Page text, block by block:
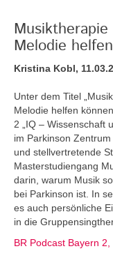
Melodie
Kristina Kobl,
Unter dem Titel
Melodie helfen
2 „IQ – Wissenschaft
im Parkinson
und stellvertretende
Masterstudiengang
darin, warum Musik
bei Parkinson ist. In
es auch persönliche
in die
BR Podcast Bayern